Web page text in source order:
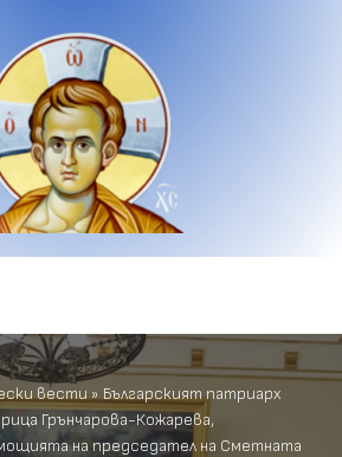
вести» Българският патриарх
Грънчарова-Кожарева,
на председател на Сметната